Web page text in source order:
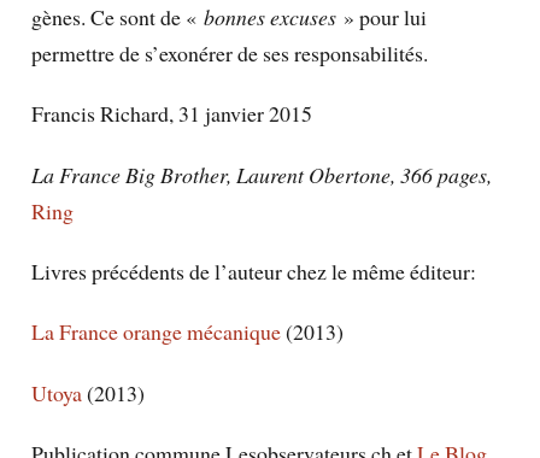
gènes. Ce sont de « bonnes excuses» pour lui
permettre de s’exonérer de ses responsabilités.
Francis Richard, 31 janvier 2015
La France Big Brother, Laurent Obertone, 366 pages,
Ring
Livres précédents de l’auteur chez le même éditeur:
La France orange mécanique(2013)
Utoya(2013)